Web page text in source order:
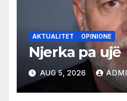
AKTUALITET OPINIONE
Njerka pa ujë
AUG 5, 2026